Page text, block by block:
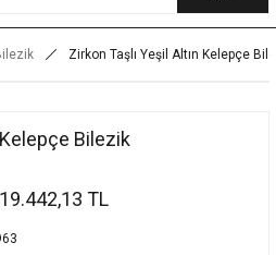
Zirkon Taşlı Yeşil Altın Kelepçe
Kelepçe Bilezik
19.442,13 TL